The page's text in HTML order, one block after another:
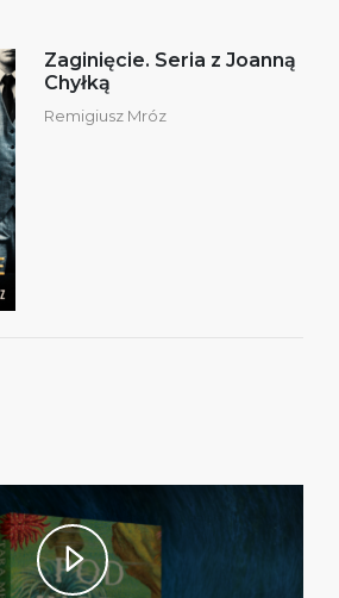
Zaginięcie. Seria z Joanną
Chyłką
Remigiusz Mróz